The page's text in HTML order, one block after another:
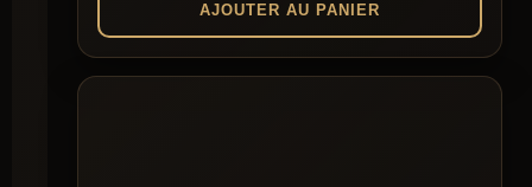
AJOUTER AU PANIER